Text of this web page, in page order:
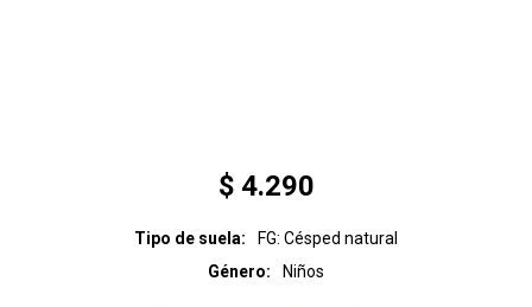
$ 4.290
Tipo de suela
FG: Césped natural
Género
Niños